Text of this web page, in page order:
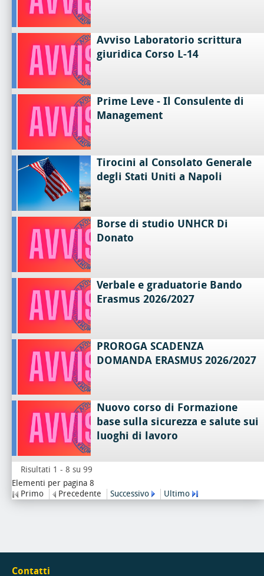
Avviso Laboratorio scrittura
giuridica Corso L-14
Prime Leve - Il Consulente di
Management
Tirocini al Consolato Generale
degli Stati Uniti a Napoli
Borse di studio UNHCR Di
Donato
Verbale e graduatorie Bando
Erasmus 2026/2027
PROROGA SCADENZA
DOMANDA ERASMUS 2026/2027
Nuovo corso di Formazione
base sulla sicurezza e salute sui
luoghi di lavoro
Risultati 1 - 8 su 99
Elementi per pagina 8
Primo
Precedente Successivo Ultimo
Contatti